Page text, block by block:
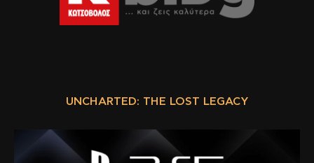
UNCHARTED: THE LOST LEGACY